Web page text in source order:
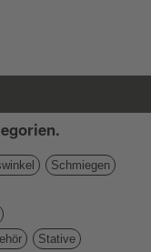
Schmiegen
Stative